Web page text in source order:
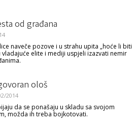
od građana
naveče pozove i u strahu upita „hoće li biti
vladajuće elite i mediji uspjeli izazvati nemir
ološ
2014
da se ponašaju u skladu sa svojom
možda ih treba bojkotovati.